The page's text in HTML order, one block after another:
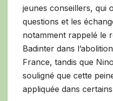
jeunes conseillers, qui
questions et les
notamment rappelé le
Badinter dans
France, tandis que
souligné que cette
appliquée dans